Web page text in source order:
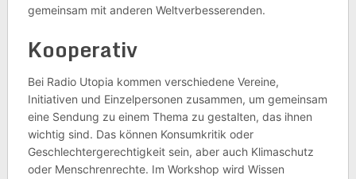
gemeinsam mit anderen Weltverbesserenden.
Kooperativ
Bei Radio Utopia kommen verschiedene Vereine,
Initiativen und Einzelpersonen zusammen, um gemeinsam
eine Sendung zu einem Thema zu gestalten, das ihnen
wichtig sind. Das können Konsumkritik oder
Geschlechtergerechtigkeit sein, aber auch Klimaschutz
oder Menschrenrechte. Im Workshop wird Wissen